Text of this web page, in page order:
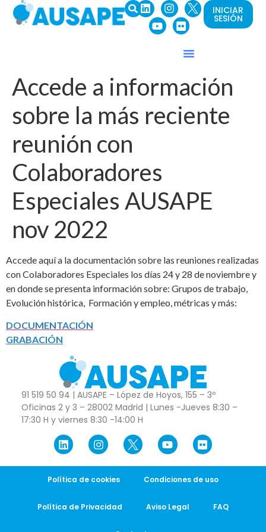
INICIAR
SESIÓN
Accede a información
sobre la más reciente
reunión con
Colaboradores
Especiales AUSAPE
nov 2022
Accede aquí a la documentación sobre las reuniones realizadas
con Colaboradores Especiales los días 24 y 28 de noviembre y
en donde se presenta información sobre: Grupos de trabajo,
Evolución histórica, Formación y empleo, métricas y más:
DOCUMENTACIÓN
GRABACIÓN
91 519 50 94 | AUSAPE – López de Hoyos, 155 – 3º
Oficinas 2 y 3 – 28002 Madrid | Lunes -Jueves 8:30 –
17:30 H y viernes 8:30 -14:00 H
Política de cookies Condiciones de uso
Política de Privacidad Aviso Legal FAQ